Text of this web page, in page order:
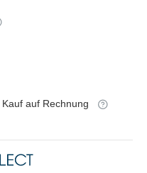
auf Rechnung